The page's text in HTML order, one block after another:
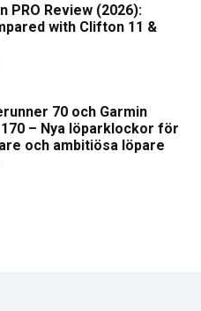
PRO Review (2026):
with Clifton 11 &
70 och Garmin
– Nya löparklockor för
och ambitiösa löpare